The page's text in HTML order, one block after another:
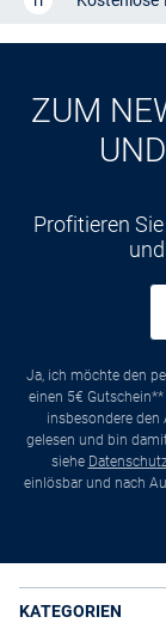
ZUM
UND
Profitieren
Ja, ich möchte den
einen 5€
insbesondere
gelesen und bin
siehe
einlösbar und nach
KATEGORIEN